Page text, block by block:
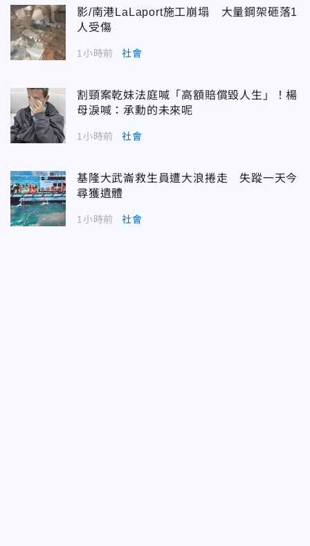
影/南港LaLaport施工崩塌 大量鋼架砸落1
人受傷
1小時前 社會
割頸案乾妹法庭喊「高額賠償毀人生」！楊
母淚喊：承勳的未來呢
1小時前 社會
基隆大武崙救生員遭大浪捲走 失蹤一天今
尋獲遺體
1小時前 社會